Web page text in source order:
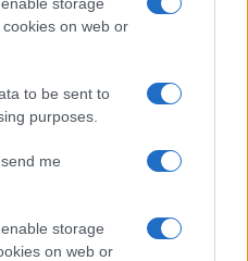
on web or
to be sent to
purposes.
me
storage
on web or
25χρονο Αφγανό
σε διαδήλωση